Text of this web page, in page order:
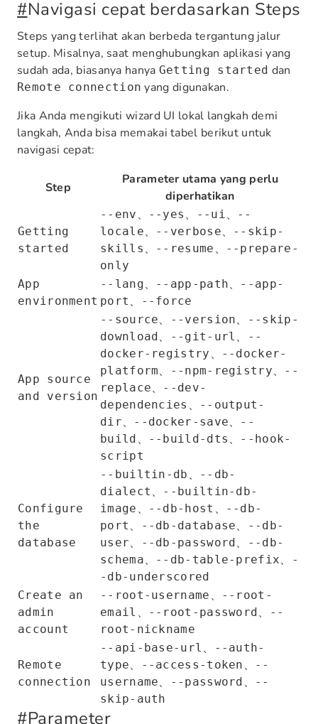
#Navigasi cepat berdasarkan Steps
Steps yang terlihat akan berbeda tergantung jalur
setup. Misalnya, saat menghubungkan aplikasi yang
sudah ada, biasanya hanya Getting started dan
Remote connection yang digunakan.
Jika Anda mengikuti wizard UI lokal langkah demi
langkah, Anda bisa memakai tabel berikut untuk
navigasi cepat:
Step
Parameter utama yang perlu
diperhatikan
Getting
started
--env 、 --yes 、 --ui、
--
locale、 --verbose、
--skip-
skills 、 --resume 、
--prepare-
only
App
environment
--lang、 --app-path、
--app-
port 、 --force
App source
and version
--source、 --version、
--skip-
download、 --git-url 、
--
docker-registry 、
--docker-
platform、 --npm-registry、
--
replace、
--dev-
dependencies 、
--output-
dir、 --docker-save、
--
build 、 --build-dts 、
--hook-
script
Configure
the
database
--builtin-db 、
--db-
dialect 、
--builtin-db-
image 、 --db-host 、
--db-
port 、 --db-database、
--db-
user、 --db-password、
--db-
schema、 --db-table-prefix、
-
-db-underscored
Create an
admin
account
--root-username 、
--root-
email 、 --root-password、
--
root-nickname
Remote
connection
--api-base-url 、
--auth-
type、 --access-token 、
--
username、 --password 、
--
skip-auth
#Parameter